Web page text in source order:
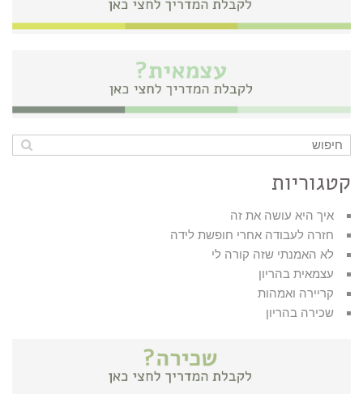
קטגוריות
איך היא עושה את זה
חזרה לעבודה אחרי חופשת לידה
לא האמנתי שזה קורה לי
עצמאית בהריון
קריירה ואמהות
שכירה בהריון